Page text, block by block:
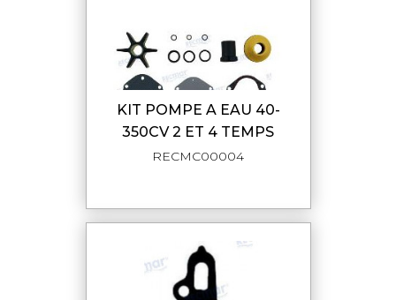
KIT POMPE A EAU 40-
350CV 2 ET 4 TEMPS
RECMC00004